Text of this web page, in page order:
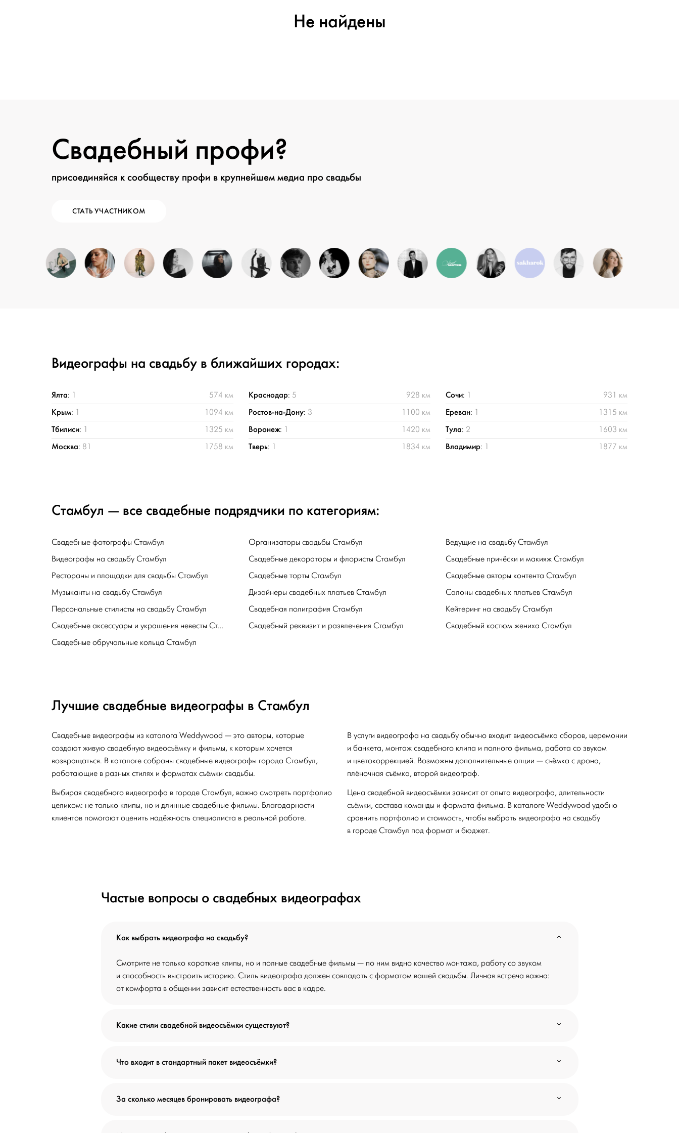
Не найдены
Свадебный профи?
присоединяйся к сообществу профи в крупнейшем медиа про свадьбы
СТАТЬ УЧАСТНИКОМ
Видеографы на свадьбу в ближайших городах:
Ялта: 1 574 км Краснодар: 5 928 км Сочи: 1 931 км
Крым: 1 1094 км Ростов-на-Дону: 3 1100 км Ереван: 1 1315 км
Тбилиси: 1 1325 км Воронеж: 1 1420 км Тула: 2 1603 км
Москва: 81 1758 км Тверь: 1 1834 км Владимир: 1 1877 км
Стамбул — все свадебные подрядчики по категориям:
Свадебные фотографы Стамбул Организаторы свадьбы Стамбул
Ведущие на свадьбу Стамбул
Видеографы на свадьбу Стамбул
Свадебные декораторы и флористы Стамбул
Свадебные причёски и макияж Стамбул
Рестораны и площадки для свадьбы Стамбул
Свадебные торты Стамбул
Свадебные авторы контента Стамбул
Музыканты на свадьбу Стамбул
Дизайнеры свадебных платьев Стамбул
Салоны свадебных платьев Стамбул
Персональные стилисты на свадьбу Стамбул
Свадебная полиграфия Стамбул
Кейтеринг на свадьбу Стамбул
Свадебные аксессуары и украшения невесты Стамбул
Свадебный реквизит и развлечения Стамбул
Свадебный костюм жениха Стамбул
Свадебные обручальные кольца Стамбул
Лучшие свадебные видеографы в Стамбул
Свадебные видеографы из каталога Weddywood — это авторы, которые
создают живую свадебную видеосъёмку и фильмы, к которым хочется
возвращаться. В каталоге собраны свадебные видеографы города Стамбул,
работающие в разных стилях и форматах съёмки свадьбы.
Выбирая свадебного видеографа в городе Стамбул, важно смотреть портфолио
целиком: не только клипы, но и длинные свадебные фильмы. Благодарности
клиентов помогают оценить надёжность специалиста в реальной работе.
В услуги видеографа на свадьбу обычно входит видеосъёмка сборов, церемонии
и банкета, монтаж свадебного клипа и полного фильма, работа со звуком
и цветокоррекцией. Возможны дополнительные опции — съёмка с дрона,
плёночная съёмка, второй видеограф.
Цена свадебной видеосъёмки зависит от опыта видеографа, длительности
съёмки, состава команды и формата фильма. В каталоге Weddywood удобно
сравнить портфолио и стоимость, чтобы выбрать видеографа на свадьбу
в городе Стамбул под формат и бюджет.
Частые вопросы о свадебных видеографах
Как выбрать видеографа на свадьбу?
Смотрите не только короткие клипы, но и полные свадебные фильмы — по ним видно качество монтажа, работу со звуком
и способность выстроить историю. Стиль видеографа должен совпадать с форматом вашей свадьбы. Личная встреча важна:
от комфорта в общении зависит естественность вас в кадре.
Какие стили свадебной видеосъёмки существуют?
Что входит в стандартный пакет видеосъёмки?
За сколько месяцев бронировать видеографа?